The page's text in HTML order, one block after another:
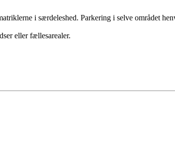
i særdeleshed. Parkering i selve området
eller fællesarealer.